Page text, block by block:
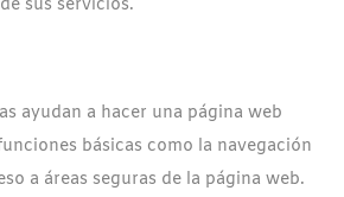
sus servicios.
ayudan a hacer una página web
básicas como la navegación
a áreas seguras de la página web.